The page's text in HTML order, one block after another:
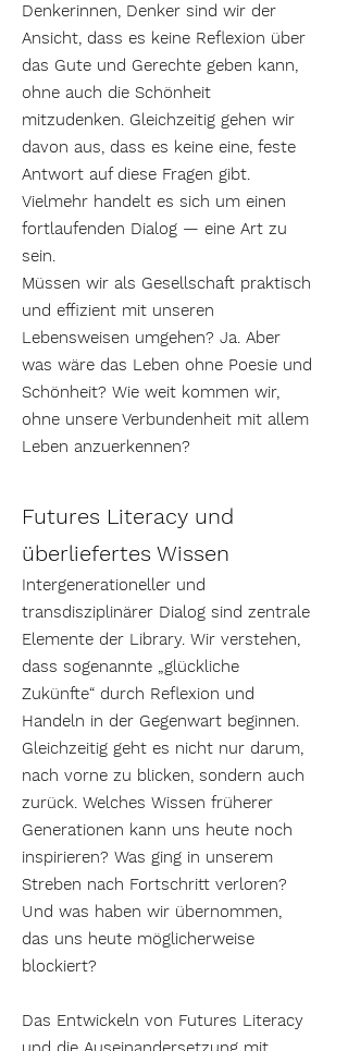
Denkerinnen, Denker sind wir der
Ansicht, dass es keine Reflexion über
das Gute und Gerechte geben kann,
ohne auch die Schönheit
mitzudenken. Gleichzeitig gehen wir
davon aus, dass es keine eine, feste
Antwort auf diese Fragen gibt.
Vielmehr handelt es sich um einen
fortlaufenden Dialog — eine Art zu
sein.
Müssen wir als Gesellschaft praktisch
und effizient mit unseren
Lebensweisen umgehen? Ja. Aber
was wäre das Leben ohne Poesie und
Schönheit? Wie weit kommen wir,
ohne unsere Verbundenheit mit allem
Leben anzuerkennen?
Futures Literacy und
überliefertes Wissen
Intergenerationeller und
transdisziplinärer Dialog sind zentrale
Elemente der Library. Wir verstehen,
dass sogenannte „glückliche
Zukünfte“ durch Reflexion und
Handeln in der Gegenwart beginnen.
Gleichzeitig geht es nicht nur darum,
nach vorne zu blicken, sondern auch
zurück. Welches Wissen früherer
Generationen kann uns heute noch
inspirieren? Was ging in unserem
Streben nach Fortschritt verloren?
Und was haben wir übernommen,
das uns heute möglicherweise
blockiert?
Das Entwickeln von Futures Literacy